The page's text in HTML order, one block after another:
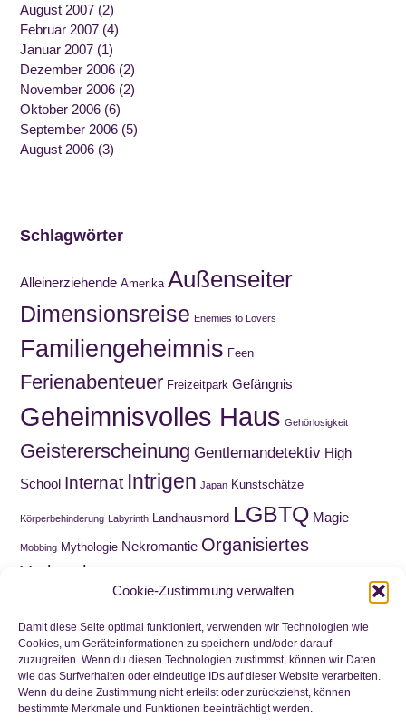
Cookie-Zustimmung verwalten
Damit diese Seite optimal funktioniert, verwenden wir Technologien wie
Cookies, um Geräteinformationen zu speichern und/oder darauf
zuzugreifen. Wenn du diesen Technologien zustimmst, können wir Daten
wie das Surfverhalten oder eindeutige IDs auf dieser Website verarbeiten.
Wenn du deine Zustimmung nicht erteilst oder zurückziehst, können
bestimmte Merkmale und Funktionen beeinträchtigt werden.
August 2007 (2)
Februar 2007 (4)
Januar 2007 (1)
Dezember 2006 (2)
November 2006 (2)
Oktober 2006 (6)
September 2006 (5)
August 2006 (3)
Schlagwörter
Alleinerziehende Amerika Außenseiter
Dimensionsreise Enemies to Lovers
Familiengeheimnis Feen
Ferienabenteuer Freizeitpark Gefängnis
Geheimnisvolles Haus Gehörlosigkeit
Geistererscheinung Gentlemandetektiv High
School Internat Intrigen Japan Kunstschätze
Körperbehinderung Labyrinth Landhausmord LGBTQ Magie
Mobbing Mythologie Nekromantie Organisiertes
Verbrechen
Schatzsuche Schnitzeljagd Schottland
Schule Trauer Viktorianische Ära Wahnsinn
Waisenkind Wirtschaftskrise Wortwitz Zeitreise
Zwillinge